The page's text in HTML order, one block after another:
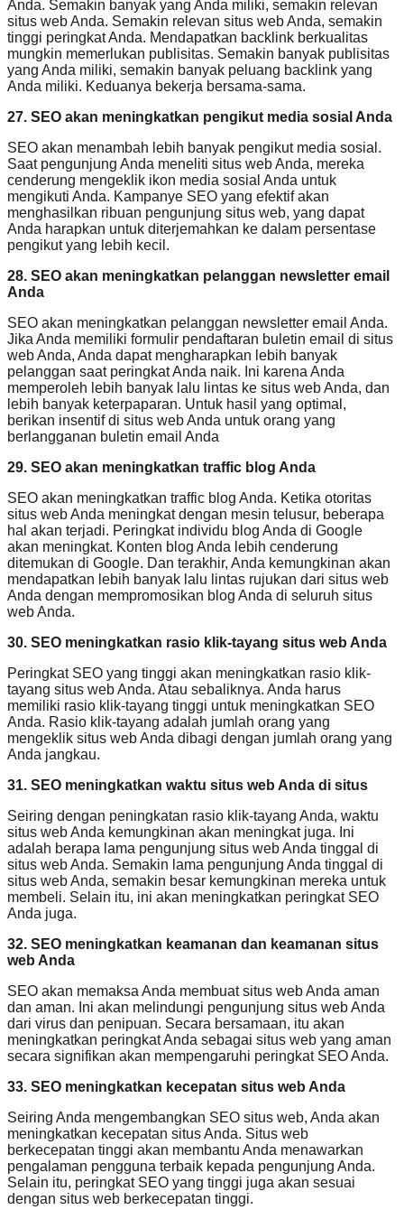
Anda. Semakin banyak yang Anda miliki, semakin relevan
situs web Anda. Semakin relevan situs web Anda, semakin
tinggi peringkat Anda. Mendapatkan backlink berkualitas
mungkin memerlukan publisitas. Semakin banyak publisitas
yang Anda miliki, semakin banyak peluang backlink yang
Anda miliki. Keduanya bekerja bersama-sama.
27. SEO akan meningkatkan pengikut media sosial Anda
SEO akan menambah lebih banyak pengikut media sosial.
Saat pengunjung Anda meneliti situs web Anda, mereka
cenderung mengeklik ikon media sosial Anda untuk
mengikuti Anda. Kampanye SEO yang efektif akan
menghasilkan ribuan pengunjung situs web, yang dapat
Anda harapkan untuk diterjemahkan ke dalam persentase
pengikut yang lebih kecil.
28. SEO akan meningkatkan pelanggan newsletter email
Anda
SEO akan meningkatkan pelanggan newsletter email Anda.
Jika Anda memiliki formulir pendaftaran buletin email di situs
web Anda, Anda dapat mengharapkan lebih banyak
pelanggan saat peringkat Anda naik. Ini karena Anda
memperoleh lebih banyak lalu lintas ke situs web Anda, dan
lebih banyak keterpaparan. Untuk hasil yang optimal,
berikan insentif di situs web Anda untuk orang yang
berlangganan buletin email Anda
29. SEO akan meningkatkan traffic blog Anda
SEO akan meningkatkan traffic blog Anda. Ketika otoritas
situs web Anda meningkat dengan mesin telusur, beberapa
hal akan terjadi. Peringkat individu blog Anda di Google
akan meningkat. Konten blog Anda lebih cenderung
ditemukan di Google. Dan terakhir, Anda kemungkinan akan
mendapatkan lebih banyak lalu lintas rujukan dari situs web
Anda dengan mempromosikan blog Anda di seluruh situs
web Anda.
30. SEO meningkatkan rasio klik-tayang situs web Anda
Peringkat SEO yang tinggi akan meningkatkan rasio klik-
tayang situs web Anda. Atau sebaliknya. Anda harus
memiliki rasio klik-tayang tinggi untuk meningkatkan SEO
Anda. Rasio klik-tayang adalah jumlah orang yang
mengeklik situs web Anda dibagi dengan jumlah orang yang
Anda jangkau.
31. SEO meningkatkan waktu situs web Anda di situs
Seiring dengan peningkatan rasio klik-tayang Anda, waktu
situs web Anda kemungkinan akan meningkat juga. Ini
adalah berapa lama pengunjung situs web Anda tinggal di
situs web Anda. Semakin lama pengunjung Anda tinggal di
situs web Anda, semakin besar kemungkinan mereka untuk
membeli. Selain itu, ini akan meningkatkan peringkat SEO
Anda juga.
32. SEO meningkatkan keamanan dan keamanan situs
web Anda
SEO akan memaksa Anda membuat situs web Anda aman
dan aman. Ini akan melindungi pengunjung situs web Anda
dari virus dan penipuan. Secara bersamaan, itu akan
meningkatkan peringkat Anda sebagai situs web yang aman
secara signifikan akan mempengaruhi peringkat SEO Anda.
33. SEO meningkatkan kecepatan situs web Anda
Seiring Anda mengembangkan SEO situs web, Anda akan
meningkatkan kecepatan situs Anda. Situs web
berkecepatan tinggi akan membantu Anda menawarkan
pengalaman pengguna terbaik kepada pengunjung Anda.
Selain itu, peringkat SEO yang tinggi juga akan sesuai
dengan situs web berkecepatan tinggi.